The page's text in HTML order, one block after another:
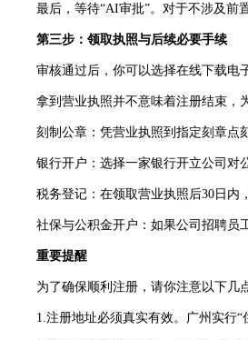
最后，等待“AI审批”。对于不涉及前置
第三步：领取执照与后续必要手续
审核通过后，你可以选择在线下载电子
拿到营业执照并不意味着注册结束，为
刻制公章：凭营业执照到指定刻章点刻
银行开户：选择一家银行开立公司对公
税务登记：在领取营业执照后30日内，
社保与公积金开户：如果公司招聘员工
重要提醒
为了确保顺利注册，请你注意以下几
1.注册地址必须真实有效。广州实行“住